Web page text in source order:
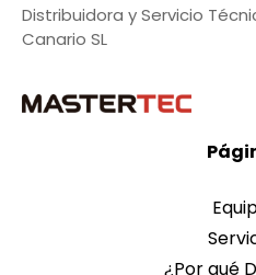
Distribuidora y Servicio
Canario SL
¿Por qué